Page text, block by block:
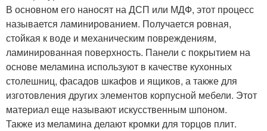
В основном его наносят на ДСП или МДФ, этот процесс
называется ламинированием. Получается ровная,
стойкая к воде и механическим повреждениям,
ламинированная поверхность. Панели с покрытием на
основе меламина используют в качестве кухонных
столешниц, фасадов шкафов и ящиков, а также для
изготовления других элементов корпусной мебели. Этот
материал еще называют искусственным шпоном.
Также из меламина делают кромки для торцов плит.